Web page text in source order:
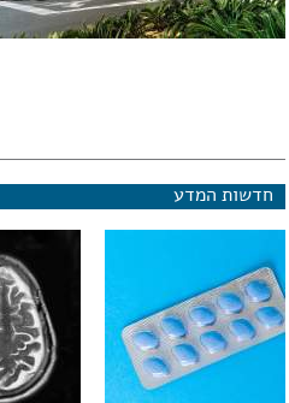
חדשות המדע